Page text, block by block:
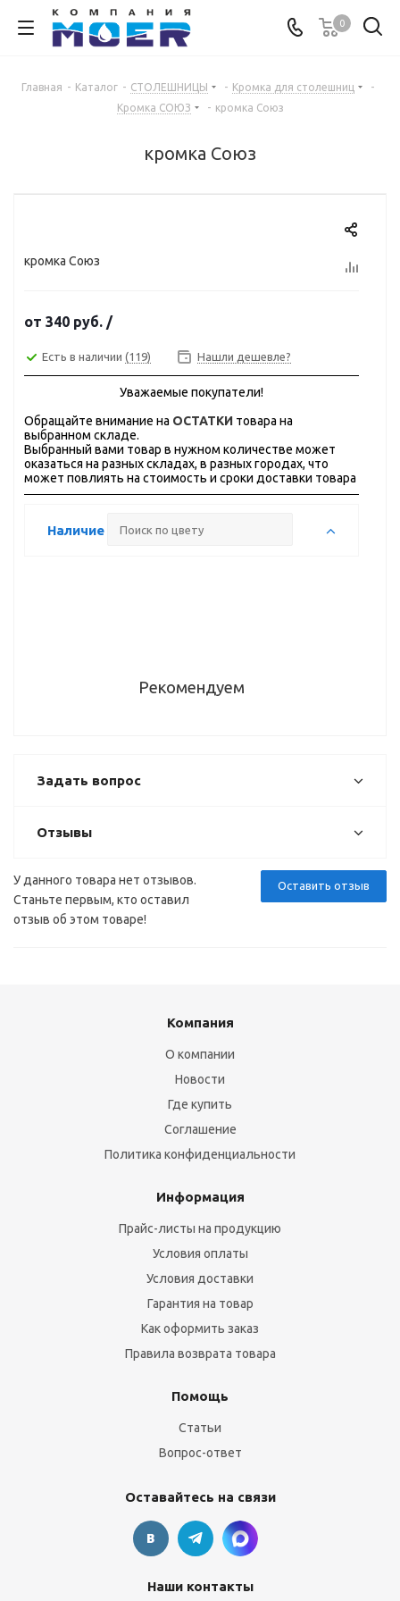
0
Главная - Каталог - СТОЛЕШНИЦЫ - Кромка для столешниц
-
Кромка СОЮЗ
- кромка Союз
кромка Союз
кромка Союз
от 340 руб. /
Есть в наличии (119) Нашли дешевле?
Уважаемые покупатели!
Обращайте внимание на ОСТАТКИ товара на
выбранном складе.
Выбранный вами товар в нужном количестве может
оказаться на разных складах, в разных городах, что
может повлиять на стоимость и сроки доставки товара
Наличие
Рекомендуем
Задать вопрос
Отзывы
Оставить отзыв
У данного товара нет отзывов.
Станьте первым, кто оставил
отзыв об этом товаре!
Компания
О компании
Новости
Где купить
Соглашение
Политика конфиденциальности
Информация
Прайс-листы на продукцию
Условия оплаты
Условия доставки
Гарантия на товар
Как оформить заказ
Правила возврата товара
Помощь
Статьи
Вопрос-ответ
Оставайтесь на связи
Наши контакты